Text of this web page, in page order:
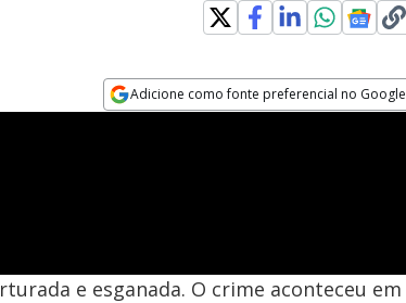
Adicione como fonte preferencial no Google
e esganada. O crime aconteceu em